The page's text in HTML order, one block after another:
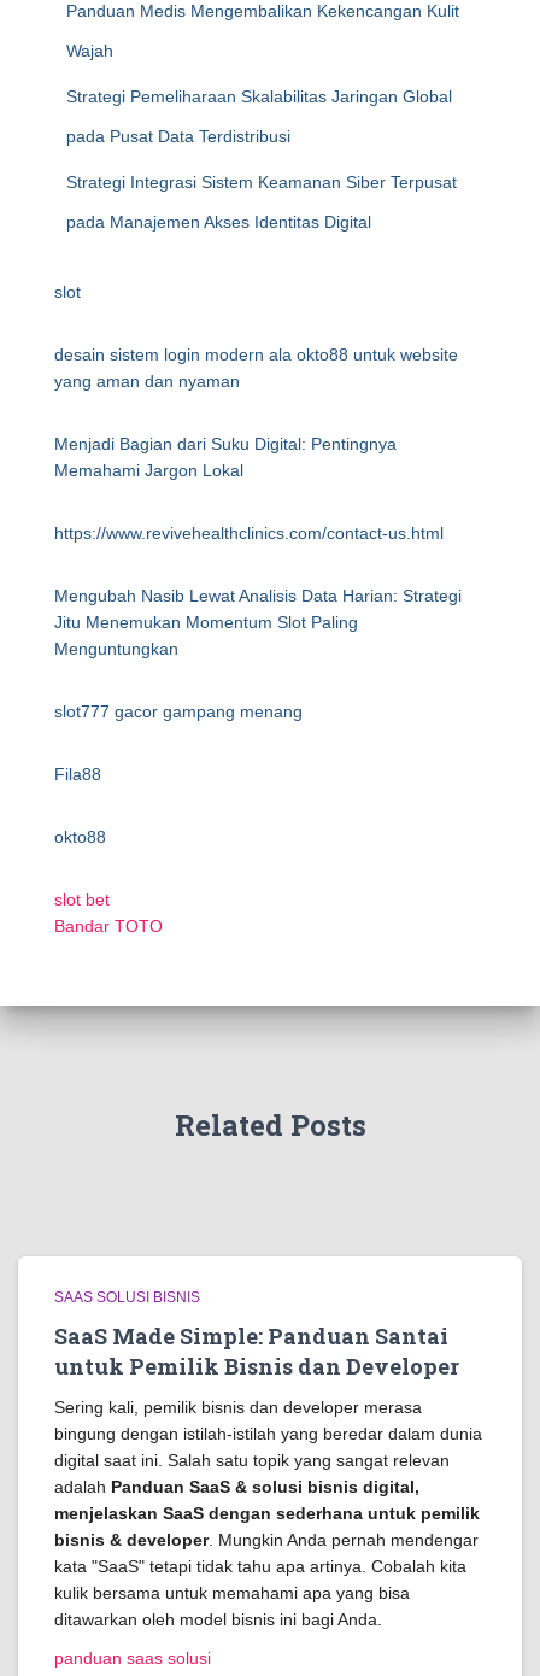
Panduan Medis Mengembalikan Kekencangan Kulit
Wajah
Strategi Pemeliharaan Skalabilitas Jaringan Global
pada Pusat Data Terdistribusi
Strategi Integrasi Sistem Keamanan Siber Terpusat
pada Manajemen Akses Identitas Digital
slot
desain sistem login modern ala okto88 untuk website
yang aman dan nyaman
Menjadi Bagian dari Suku Digital: Pentingnya
Memahami Jargon Lokal
https://www.revivehealthclinics.com/contact-us.html
Mengubah Nasib Lewat Analisis Data Harian: Strategi
Jitu Menemukan Momentum Slot Paling
Menguntungkan
slot777 gacor gampang menang
Fila88
okto88
slot bet
Bandar TOTO
Related Posts
SAAS SOLUSI BISNIS
SaaS Made Simple: Panduan Santai
untuk Pemilik Bisnis dan Developer
Sering kali, pemilik bisnis dan developer merasa
bingung dengan istilah-istilah yang beredar dalam dunia
digital saat ini. Salah satu topik yang sangat relevan
adalah Panduan SaaS & solusi bisnis digital,
menjelaskan SaaS dengan sederhana untuk pemilik
bisnis & developer. Mungkin Anda pernah mendengar
kata "SaaS" tetapi tidak tahu apa artinya. Cobalah kita
kulik bersama untuk memahami apa yang bisa
ditawarkan oleh model bisnis ini bagi Anda.
panduan saas solusi